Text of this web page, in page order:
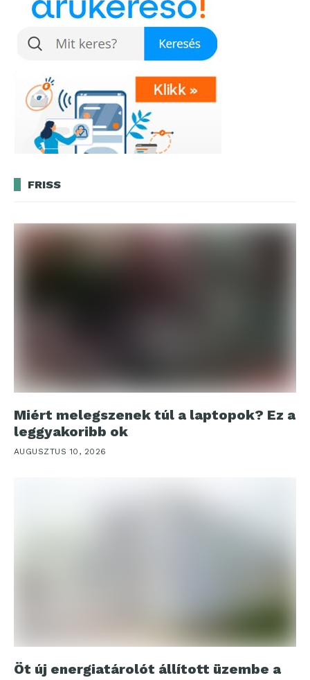
FRISS
Miért melegszenek túl a laptopok? Ez a
leggyakoribb ok
AUGUSZTUS 10, 2026
Öt új energiatárolót állított üzembe a